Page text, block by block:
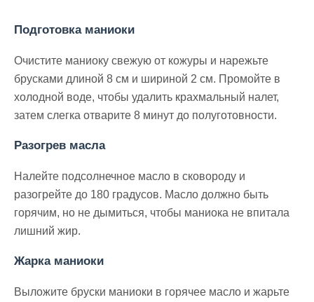
Подготовка маниоки
Очистите маниоку свежую от кожуры и нарежьте
брусками длиной 8 см и шириной 2 см. Промойте в
холодной воде, чтобы удалить крахмальный налет,
затем слегка отварите 8 минут до полуготовности.
Разогрев масла
Налейте подсолнечное масло в сковороду и
разогрейте до 180 градусов. Масло должно быть
горячим, но не дымиться, чтобы маниока не впитала
лишний жир.
Жарка маниоки
Выложите бруски маниоки в горячее масло и жарьте